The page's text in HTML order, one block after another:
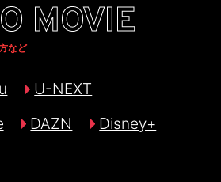
MOVIE
など
U-NEXT
DAZN
Disney+